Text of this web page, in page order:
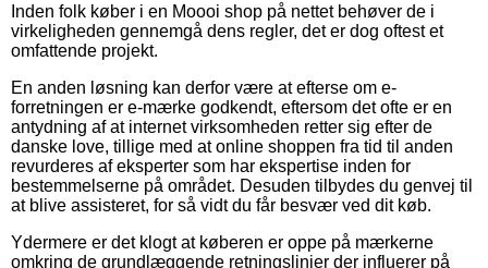
Inden folk køber i en Moooi shop på nettet behøver de i
virkeligheden gennemgå dens regler, det er dog oftest et
omfattende projekt.
En anden løsning kan derfor være at efterse om e-
forretningen er e-mærke godkendt, eftersom det ofte er en
antydning af at internet virksomheden retter sig efter de
danske love, tillige med at online shoppen fra tid til anden
revurderes af eksperter som har ekspertise inden for
bestemmelserne på området. Desuden tilbydes du genvej til
at blive assisteret, for så vidt du får besvær ved dit køb.
Ydermere er det klogt at køberen er oppe på mærkerne
omkring de grundlæggende retningslinjer der influerer på